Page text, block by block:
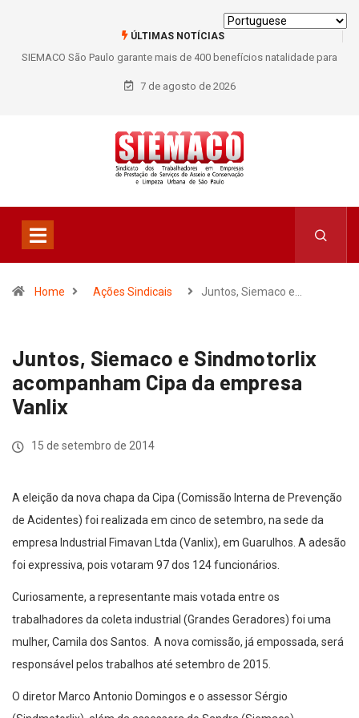
ÚLTIMAS NOTÍCIAS
SIEMACO São Paulo garante mais de 400 benefícios natalidade para
trabalhadores do Asseio em 2026
7 de agosto de 2026
Home Ações Sindicais Juntos, Siemaco e…
Juntos, Siemaco e Sindmotorlix
acompanham Cipa da empresa
Vanlix
15 de setembro de 2014
A eleição da nova chapa da Cipa (Comissão Interna de Prevenção
de Acidentes) foi realizada em cinco de setembro, na sede da
empresa Industrial Fimavan Ltda (Vanlix), em Guarulhos. A adesão
foi expressiva, pois votaram 97 dos 124 funcionários.
Curiosamente, a representante mais votada entre os
trabalhadores da coleta industrial (Grandes Geradores) foi uma
mulher, Camila dos Santos. A nova comissão, já empossada, será
responsável pelos trabalhos até setembro de 2015.
O diretor Marco Antonio Domingos e o assessor Sérgio